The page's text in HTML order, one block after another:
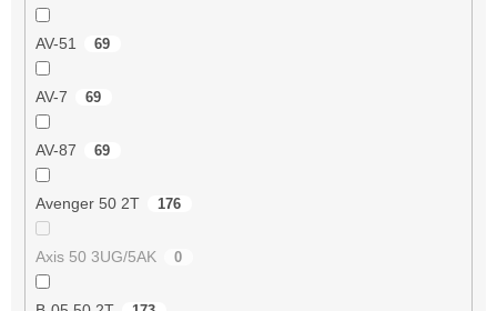
AV-51 69
AV-7 69
AV-87 69
Avenger 50 2T 176
Axis 50 3UG/5AK 0